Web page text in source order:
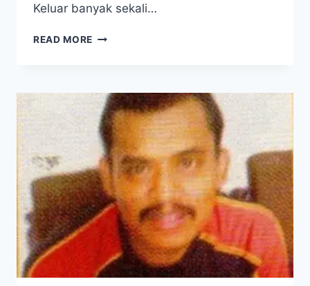
Keluar banyak sekali…
READ MORE DIABETES:
SAYA
BISA
TUMBUH
LAGI!